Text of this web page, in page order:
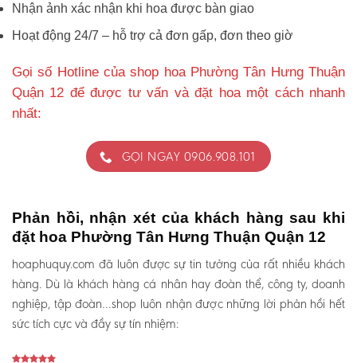
Nhận ảnh xác nhận khi hoa được bàn giao
Hoạt động 24/7 – hỗ trợ cả đơn gấp, đơn theo giờ
Gọi số Hotline của shop hoa Phường Tân Hưng Thuận
Quận 12 để được tư vấn và đặt hoa một cách nhanh
nhất:
GỌI NGAY 0906.908.101
Phản hồi, nhận xét của khách hàng sau khi
đặt hoa Phường Tân Hưng Thuận Quận 12
hoaphuquy.com đã luôn được sự tin tưởng của rất nhiều khách
hàng. Dù là khách hàng cá nhân hay đoàn thể, công ty, doanh
nghiệp, tập đoàn…shop luôn nhận được những lời phản hồi hết
sức tích cực và đầy sự tín nhiệm: